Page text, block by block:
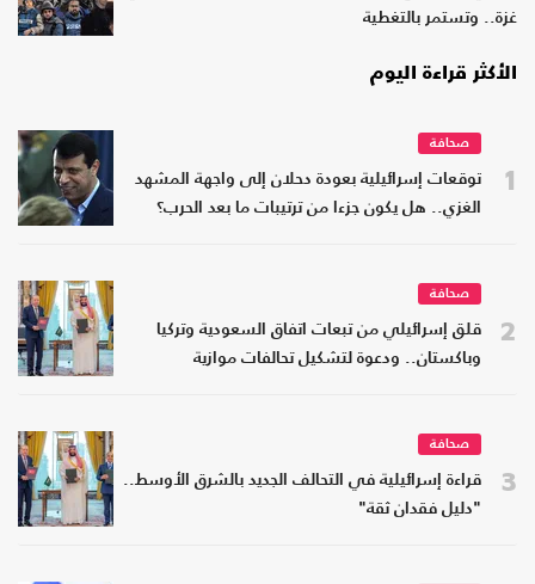
غزة.. وتستمر بالتغطية
الأكثر قراءة اليوم
1
صحافة
توقعات إسرائيلية بعودة دحلان إلى واجهة المشهد
الغزي.. هل يكون جزءا من ترتيبات ما بعد الحرب؟
2
صحافة
قلق إسرائيلي من تبعات اتفاق السعودية وتركيا
وباكستان.. ودعوة لتشكيل تحالفات موازية
3
صحافة
قراءة إسرائيلية في التحالف الجديد بالشرق الأوسط..
"دليل فقدان ثقة"